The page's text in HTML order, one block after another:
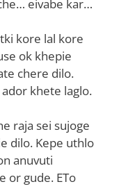
eivabe kar…
kore lal kore
ok khepie
chere dilo.
khete laglo.
raja sei sujoge
dilo. Kepe uthlo
anuvuti
or gude. ETo